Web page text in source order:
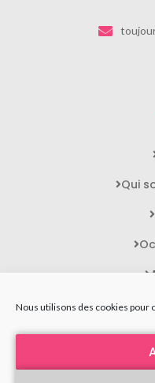
Nous utilisons des cookies pour
Qui